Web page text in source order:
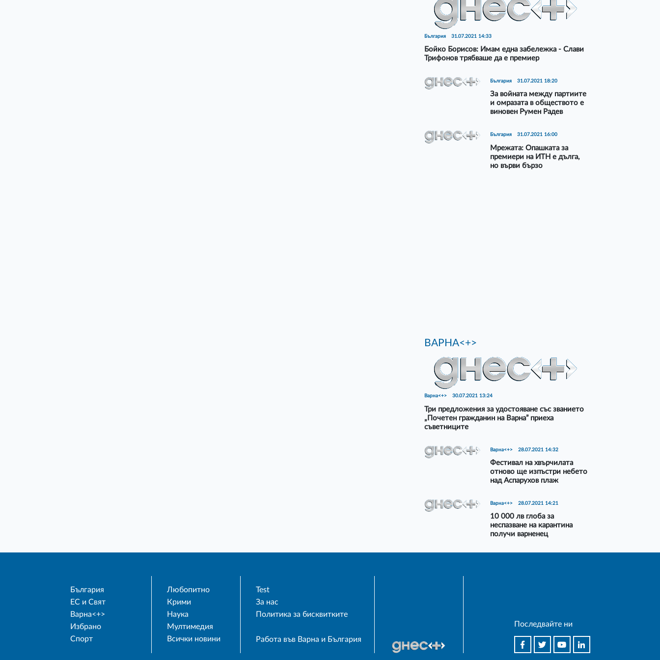
България 31.07.2021 14:33
Бойко Борисов: Имам една забележка - Слави
Трифонов трябваше да е премиер
България 31.07.2021 18:20
За войната между партиите
и омразата в обществото е
виновен Румен Радев
България 31.07.2021 16:00
Мрежата: Опашката за
премиери на ИТН е дълга,
но върви бързо
ВАРНА<+>
Варна<+> 30.07.2021 13:24
Три предложения за удостояване със званието
„Почетен гражданин на Варна” приеха
съветниците
Варна<+> 28.07.2021 14:32
Фестивал на хвърчилата
отново ще изпъстри небето
над Аспарухов плаж
Варна<+> 28.07.2021 14:21
10 000 лв глоба за
неспазване на карантина
получи варненец
България
ЕС и Свят
Варна<+>
Избрано
Спорт
Любопитно
Крими
Наука
Мултимедия
Всички новини
Test
За нас
Политика за бисквитките
Работа във Варна и България
Последвайте ни